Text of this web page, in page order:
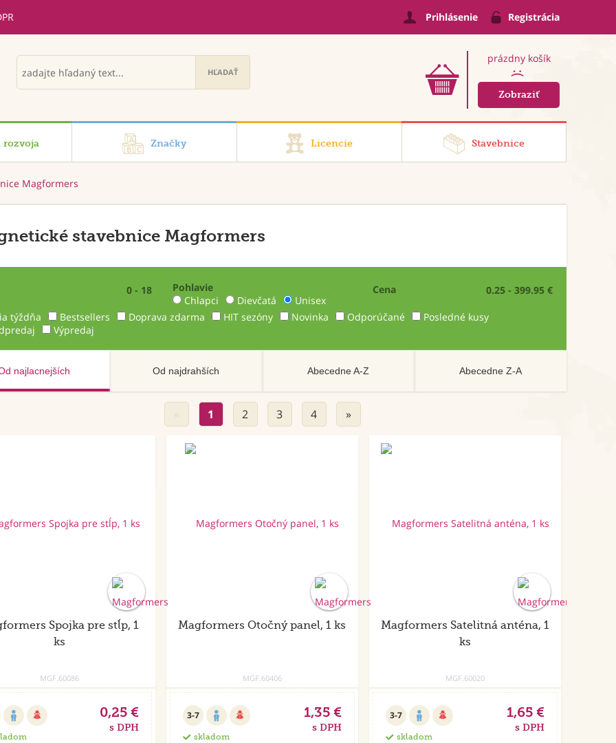
Prihlásenie Registrácia
prázdny košík
:(
Zobraziť
rozvoja Značky Licencie Stavebnice
Magformers
stavebnice Magformers
0 - 18
Pohlavie
Chlapci
Dievčatá Unisex
Cena 0.25 - 399.95 €
týždňa Bestsellers Doprava zdarma HIT sezóny Novinka Odporúčané
Posledné kusy
Výpredaj
najlacnejších Od najdrahších Abecedne A-Z Abecedne Z-A
1 2 3 4 »
Spojka pre stĺp, 1
ks
MGF.60086
0,25 €
s DPH
Magformers Otočný panel, 1 ks
MGF.60406
3-7
skladom
1,35 €
s DPH
Magformers Satelitná anténa, 1
ks
MGF.60020
3-7
skladom
1,65 €
s DPH